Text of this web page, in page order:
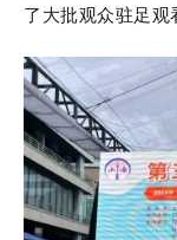
了大批观众驻足观